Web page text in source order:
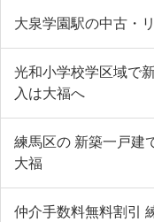
大泉学園駅の中古・
光和小学校学区域で
入は大福へ
練馬区の 新築一戸建
大福
仲介手数料無料割引